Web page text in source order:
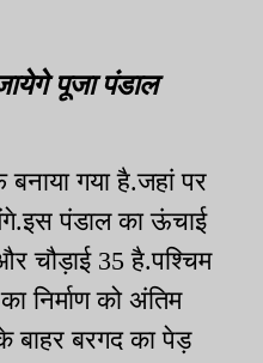
पूजा पंडाल
गया है.जहां पर
पंडाल का ऊंचाई
चौड़ाई 35 है.पश्चिम
निर्माण को अंतिम
बरगद का पेड़